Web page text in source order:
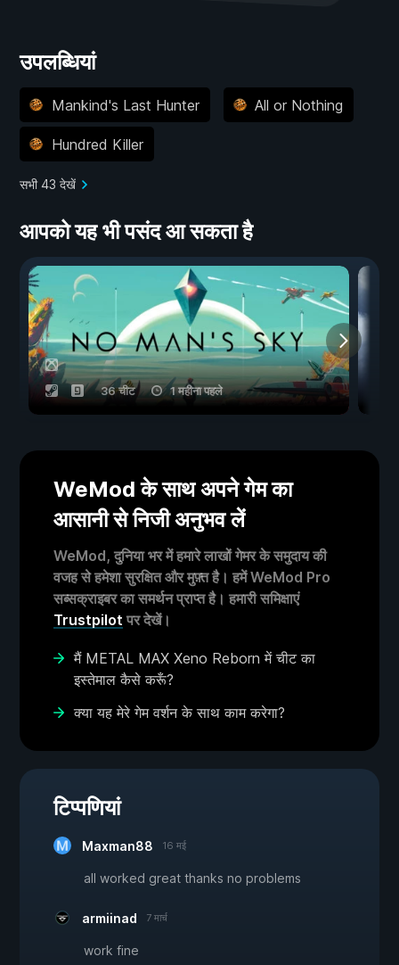
उपलब्धियां
Mankind's Last Hunter All or Nothing
Hundred Killer
सभी 43 देखें
आपको यह भी पसंद आ सकता है
36 चीट 1 महीना पहले
WeMod के साथ अपने गेम का
आसानी से निजी अनुभव लें
WeMod, दुनिया भर में हमारे लाखों गेमर के समुदाय की
वजह से हमेशा सुरक्षित और मुफ़्त है। हमें WeMod Pro
सब्सक्राइबर का समर्थन प्राप्त है। हमारी समिक्षाएं
Trustpilot पर देखें।
मैं METAL MAX Xeno Reborn में चीट का
इस्तेमाल कैसे करूँ?
क्या यह मेरे गेम वर्शन के साथ काम करेगा?
टिप्पणियां
Maxman88 16 मई
all worked great thanks no problems
armiinad 7 मार्च
work fine